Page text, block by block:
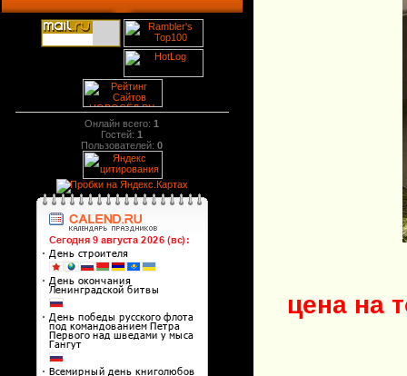
Онлайн всего:1
Гостей:1
Пользователей:0
цена на